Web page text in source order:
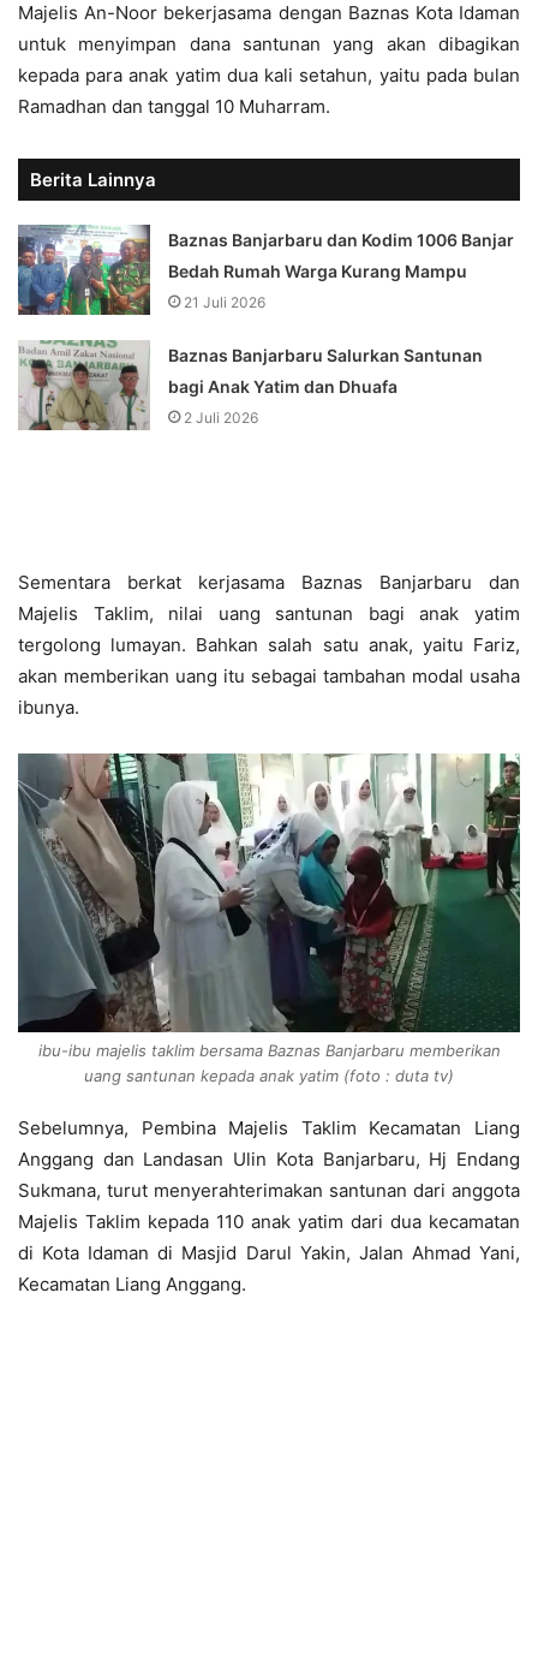
Majelis An-Noor bekerjasama dengan Baznas Kota Idaman
untuk menyimpan dana santunan yang akan dibagikan
kepada para anak yatim dua kali setahun, yaitu pada bulan
Ramadhan dan tanggal 10 Muharram.
Berita Lainnya
Baznas Banjarbaru dan Kodim 1006 Banjar
Bedah Rumah Warga Kurang Mampu
21 Juli 2026
Baznas Banjarbaru Salurkan Santunan
bagi Anak Yatim dan Dhuafa
2 Juli 2026
Sementara berkat kerjasama Baznas Banjarbaru dan
Majelis Taklim, nilai uang santunan bagi anak yatim
tergolong lumayan. Bahkan salah satu anak, yaitu Fariz,
akan memberikan uang itu sebagai tambahan modal usaha
ibunya.
ibu-ibu majelis taklim bersama Baznas Banjarbaru memberikan
uang santunan kepada anak yatim (foto : duta tv)
Sebelumnya, Pembina Majelis Taklim Kecamatan Liang
Anggang dan Landasan Ulin Kota Banjarbaru, Hj Endang
Sukmana, turut menyerahterimakan santunan dari anggota
Majelis Taklim kepada 110 anak yatim dari dua kecamatan
di Kota Idaman di Masjid Darul Yakin, Jalan Ahmad Yani,
Kecamatan Liang Anggang.